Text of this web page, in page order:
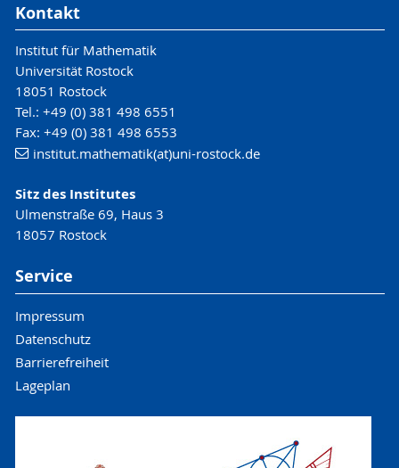
Arbeitshefte Klassestufe 9
Bücher Sekundarstufe I
Bücher und Arbeitshefte
Abiturprüfungen
Klassenzuordnung
Analysis
Analysis (Hochschule)
Höhere Mathematik
Lineare Algebra und analystische
Geometrie
Stochastik (Hochschule)
Taschenrechner
Elementarmathematik
Zahlen und Mengen
Logik
Geschichte der Mathematik
Mathematik der Praxis
Kontakt
Institut für Mathematik
Universität Rostock
18051 Rostock
Tel.: +49 (0) 381 498 6551
Fax: +49 (0) 381 498 6553
institut.mathematik(at)uni-rostock.de
Sitz des Institutes
Ulmenstraße 69, Haus 3
18057 Rostock
Service
Impressum
Datenschutz
Barrierefreiheit
Lageplan